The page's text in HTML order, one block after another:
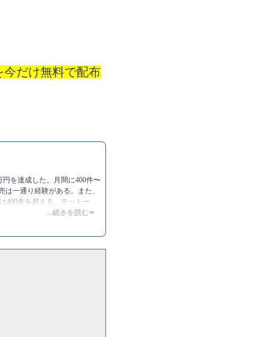
今だけ無料で配布
を達成した。月間に400件〜
一通り経験がある。また、
400名を超える。モットー
...続きを読む